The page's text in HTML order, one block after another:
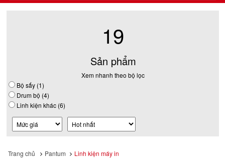
19
Sản phẩm
Xem nhanh theo bộ lọc
Bộ sấy (1)
Drum bộ (4)
Linh kiện khác (6)
Trang chủ Pantum Linh kiện máy in